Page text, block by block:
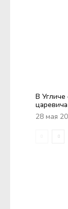
В Угличе
28 мая